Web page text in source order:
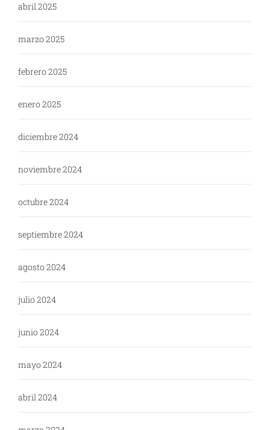
abril 2025
marzo 2025
febrero 2025
enero 2025
diciembre 2024
noviembre 2024
octubre 2024
septiembre 2024
agosto 2024
julio 2024
junio 2024
mayo 2024
abril 2024